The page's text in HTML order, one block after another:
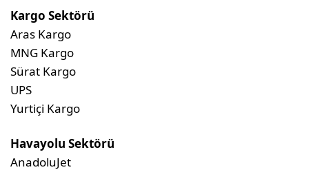
Kargo Sektörü
Aras Kargo
MNG Kargo
Sürat Kargo
UPS
Yurtiçi Kargo
Havayolu Sektörü
AnadoluJet